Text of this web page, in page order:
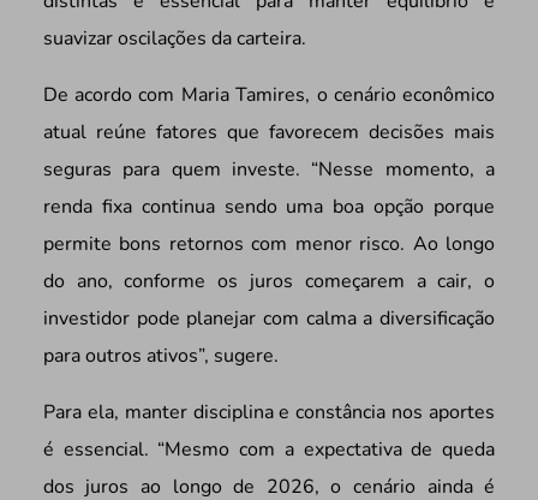
suavizar oscilações da carteira.
De acordo com Maria Tamires, o cenário econômico
atual reúne fatores que favorecem decisões mais
seguras para quem investe. “Nesse momento, a
renda fixa continua sendo uma boa opção porque
permite bons retornos com menor risco. Ao longo
do ano, conforme os juros começarem a cair, o
investidor pode planejar com calma a diversificação
para outros ativos”, sugere.
Para ela, manter disciplina e constância nos aportes
é essencial. “Mesmo com a expectativa de queda
dos juros ao longo de 2026, o cenário ainda é